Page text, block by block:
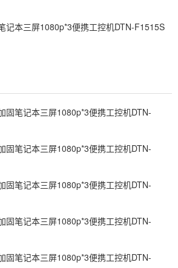
记本三屏1080p*3便携工控机DTN-F1515S
固笔记本三屏1080p*3便携工控机DTN-
固笔记本三屏1080p*3便携工控机DTN-
固笔记本三屏1080p*3便携工控机DTN-
固笔记本三屏1080p*3便携工控机DTN-
固笔记本三屏1080p*3便携工控机DTN-